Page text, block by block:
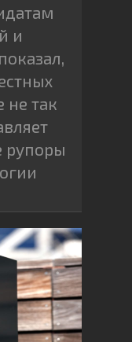
и
не так
рупоры